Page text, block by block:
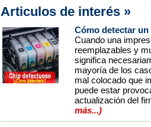
Articulos de interés »
Cómo detectar
Cuando una
reemplazables y
significa
mayoría de los
mal colocado que
puede estar
actualización del
más...)